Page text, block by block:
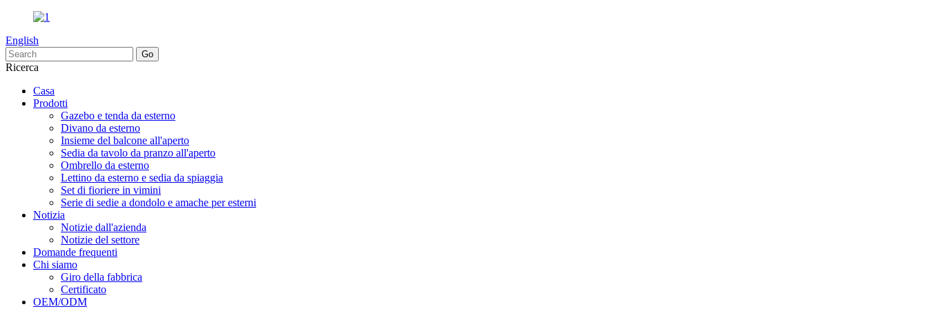
English
Ricerca
Casa
Prodotti
Gazebo e tenda da esterno
Divano da esterno
Insieme del balcone all'aperto
Sedia da tavolo da pranzo all'aperto
Ombrello da esterno
Lettino da esterno e sedia da spiaggia
Set di fioriere in vimini
Serie di sedie a dondolo e amache per esterni
Notizia
Notizie dall'azienda
Notizie del settore
Domande frequenti
Chi siamo
Giro della fabbrica
Certificato
OEM/ODM